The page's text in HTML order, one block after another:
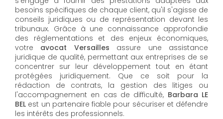
besoins spécifiques de chaque client, qu'il s'agisse de
conseils juridiques ou de représentation devant les
tribunaux. Grâce à une connaissance approfondie
des réglementations et des enjeux économiques,
votre avocat Versailles assure une assistance
juridique de qualité, permettant aux entreprises de se
concentrer sur leur développement tout en étant
protégées juridiquement. Que ce soit pour la
rédaction de contrats, la gestion des litiges ou
l'accompagnement en cas de difficulté, Barbara LE
BEL​​​​​​​ est un partenaire fiable pour sécuriser et défendre
les intérêts des professionnels.